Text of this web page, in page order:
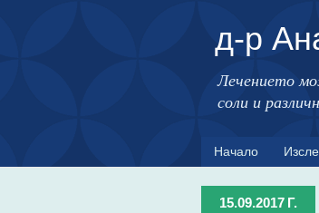
д-р
Лечението
соли и
Начало
15.09.2017 Г.